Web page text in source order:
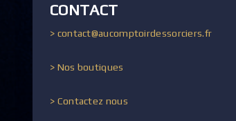
CONTACT
> contact@aucomptoirdessorciers.fr
> Nos boutiques
> Contactez nous